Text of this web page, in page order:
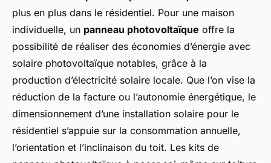
plus en plus dans le résidentiel. Pour une maison
individuelle, un panneau photovoltaïque offre la
possibilité de réaliser des économies d’énergie avec
solaire photovoltaïque notables, grâce à la
production d’électricité solaire locale. Que l’on vise la
réduction de la facture ou l’autonomie énergétique, le
dimensionnement d’une installation solaire pour le
résidentiel s’appuie sur la consommation annuelle,
l’orientation et l’inclinaison du toit. Les kits de